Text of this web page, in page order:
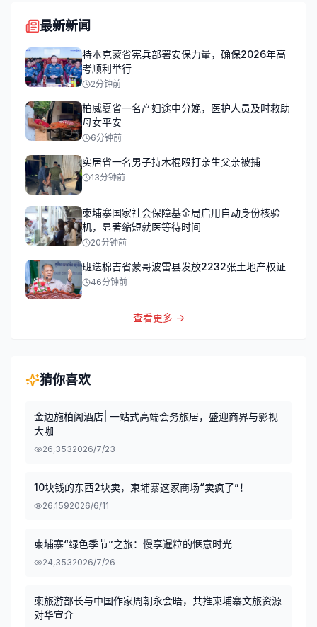
最新新闻
特本克蒙省宪兵部署安保力量，确保2026年高
考顺利举行
2分钟前
柏威夏省一名产妇途中分娩，医护人员及时救助
母女平安
6分钟前
实居省一名男子持木棍殴打亲生父亲被捕
13分钟前
柬埔寨国家社会保障基金局启用自动身份核验
机，显著缩短就医等待时间
20分钟前
班迭棉吉省蒙哥波雷县发放2232张土地产权证
46分钟前
查看更多 →
猜你喜欢
金边施柏阁酒店| 一站式高端会务旅居，盛迎商界与影视
大咖
26,3532026/7/23
10块钱的东西2块卖，柬埔寨这家商场“卖疯了”！
26,1592026/6/11
柬埔寨“绿色季节”之旅：慢享暹粒的惬意时光
24,3532026/7/26
柬旅游部长与中国作家周朝永会晤，共推柬埔寨文旅资源
对华宣介